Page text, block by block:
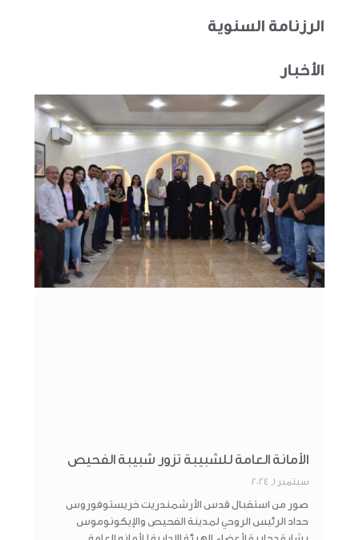
الرزنامة السنوية
الأخبار
الأمانة العامة للشبيبة تزور شبيبة الفحيص
سبتمبر 1, 2024
صور من استقبال قدس الأرشمندريت خريستوفوروس
حداد الرئيس الروحي لمدينة الفحيص والإيكونوموس